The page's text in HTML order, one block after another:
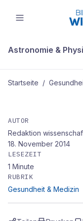
Astronomie &
Startseite /
Zurück auf
AUTOR
Redaktion
18. November 2014
LESEZEIT
1 Minute
RUBRIK
Gesundheit & Medizin